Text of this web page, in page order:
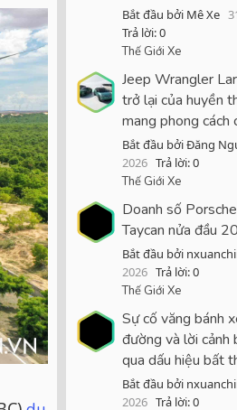
Bắt đầu bởi Mê Xe
Trả lời: 0
Thế Giới Xe
Jeep Wrangler
trở lại của huyền
mang phong cách
Bắt đầu bởi Đăng
2026 Trả lời: 0
Thế Giới Xe
Doanh số
Taycan nửa đầu
Bắt đầu bởi
2026 Trả lời: 0
Thế Giới Xe
Sự cố văng bánh
đường và lời cảnh
qua dấu hiệu bất
Bắt đầu bởi
2026 Trả lời: 0